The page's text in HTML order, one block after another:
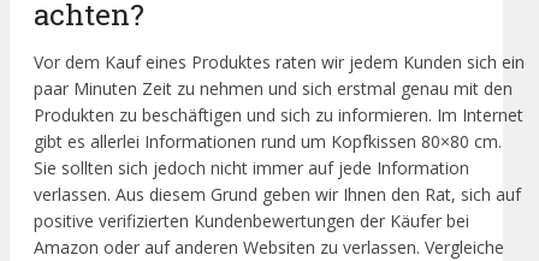
achten?
Vor dem Kauf eines Produktes raten wir jedem Kunden sich ein
paar Minuten Zeit zu nehmen und sich erstmal genau mit den
Produkten zu beschäftigen und sich zu informieren. Im Internet
gibt es allerlei Informationen rund um Kopfkissen 80×80 cm.
Sie sollten sich jedoch nicht immer auf jede Information
verlassen. Aus diesem Grund geben wir Ihnen den Rat, sich auf
positive verifizierten Kundenbewertungen der Käufer bei
Amazon oder auf anderen Websiten zu verlassen. Vergleiche